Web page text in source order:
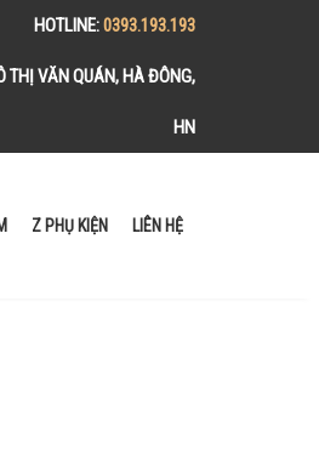
HOTLINE:0393.193.193
THỊ VĂN QUÁN, HÀ ĐÔNG,
HN
Z PHỤ KIỆN LIÊN HỆ